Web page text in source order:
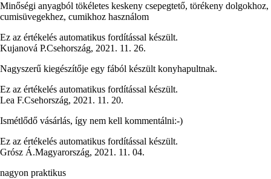
Minőségi anyagból tökéletes keskeny csepegtető, törékeny dolgokhoz,
cumisüvegekhez, cumikhoz használom
Ez az értékelés automatikus fordítással készült.
Kujanová P.Csehország, 2021. 11. 26.
Nagyszerű kiegészítője egy fából készült konyhapultnak.
Ez az értékelés automatikus fordítással készült.
Lea F.Csehország, 2021. 11. 20.
Ismétlődő vásárlás, így nem kell kommentálni:-)
Ez az értékelés automatikus fordítással készült.
Grósz Á.Magyarország, 2021. 11. 04.
nagyon praktikus